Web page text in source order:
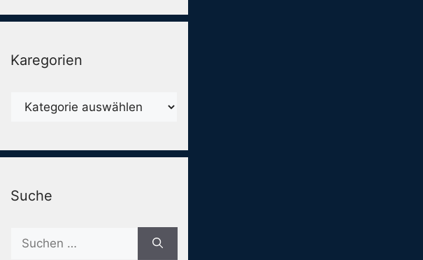
Karegorien
Karegorien
Suche
nach: